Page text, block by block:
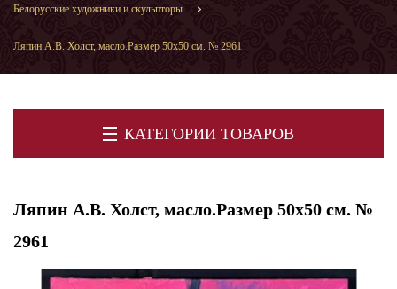
Белорусские художники и скульпторы
Ляпин А.В. Холст, масло.Размер 50х50 см. № 2961
КАТЕГОРИИ ТОВАРОВ
Ляпин А.В. Холст, масло.Размер 50х50 см. №
2961